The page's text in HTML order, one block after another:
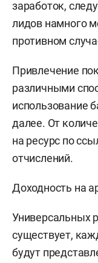
заработок,
лидов намного
противном
Привлечение
различными
использование
далее. От
на ресурс по
отчислений.
Доходность на
Универсальных
существует,
будут